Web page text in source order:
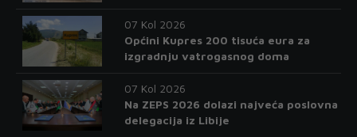
07 Kol 2026
Općini Kupres 200 tisuća eura za
izgradnju vatrogasnog doma
07 Kol 2026
Na ZEPS 2026 dolazi najveća poslovna
delegacija iz Libije